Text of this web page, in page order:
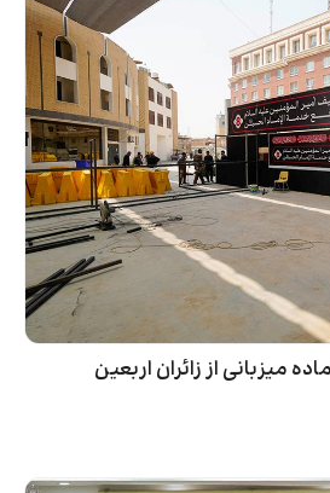
میزبانی از زائران اربعین